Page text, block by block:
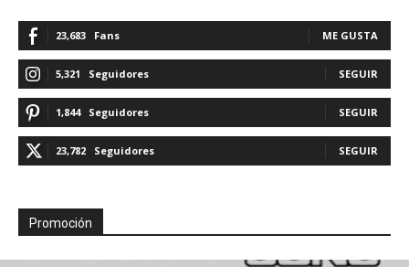
23,683 Fans ME GUSTA
5,321 Seguidores SEGUIR
1,844 Seguidores SEGUIR
23,782 Seguidores SEGUIR
Promoción